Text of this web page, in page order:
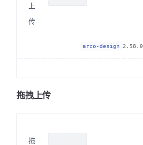
arco-design 2.58.0
上
传
拖拽上传
拖